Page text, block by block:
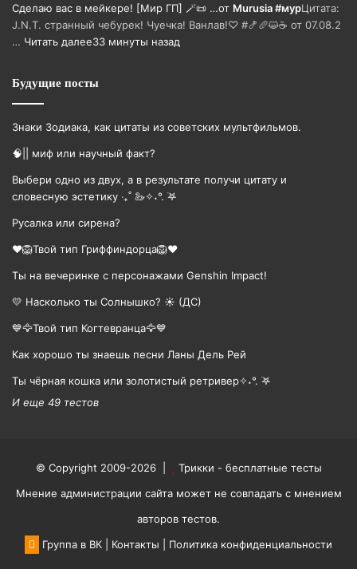
Сделаю вас в мейкере! [Мир ГП] 🪄📜 …от Murusia #мурЦитата:
J.N.T. странный чебурек! Чуечка! Ванлав!♡ #🍤🥖😺☕ от 07.08.2
… Читать далее33 минуты назад
Будущие посты
Знаки Зодиака, как цитаты из советских мультфильмов.
🧠|| миф или научный факт?
Выбери одно из двух, а в результате получи цитату и
словесную эстетику ‧₊˚ 🦢✧˖°. ࣪𖤐
Русалка или сирена?
❤️🦁Твой тип Гриффиндорца🦁❤️
Ты на вечеринке с персонажами Genshin Impact!
💛 Насколько ты Солнышко? ☀️ (ДС)
💙🦅Твой тип Когтевранца🦅💙
Как хорошо ты знаешь песни Ланы Дель Рей
Ты чёрная кошка или золотистый ретривер✧˖°. ࣪𖤐
И еще 49 тестов
© Copyright 2009-2026 |
Трикки - бесплатные тесты
Мнение администрации сайта может не совпадать с мнением
авторов тестов.
Группа в ВК
Контакты Политика конфиденциальности